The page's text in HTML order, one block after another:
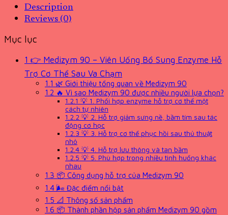
Description
Reviews (0)
Mục lục
1 👉 Medizym 90 – Viên Uống Bổ Sung Enzyme Hỗ
Trợ Cơ Thể Sau Va Chạm
1.1 🌿 Giới thiệu tổng quan về Medizym 90
1.2 🔥 Vì sao Medizym 90 được nhiều người lựa chọn?
1.2.1 💡 1. Phối hợp enzyme hỗ trợ cơ thể một
cách tự nhiên
1.2.2 💡 2. Hỗ trợ giảm sưng nề, bầm tím sau tác
động cơ học
1.2.3 💡 3. Hỗ trợ cơ thể phục hồi sau thủ thuật
nhỏ
1.2.4 💡 4. Hỗ trợ lưu thông và tan bầm
1.2.5 💡 5. Phù hợp trong nhiều tình huống khác
nhau
1.3 📦 Công dụng hỗ trợ của Medizym 90
1.4 🌬 Đặc điểm nổi bật
1.5 📐 Thông số sản phẩm
1.6 📦 Thành phần hộp sản phẩm Medizym 90 gồm